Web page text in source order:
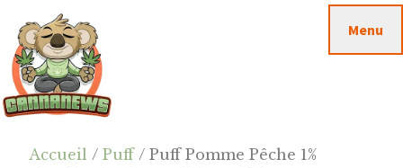
contenu
principal
barre
latérale
principale
footer
Cannanews.fr
Menu
Accueil /Puff/ Puff Pomme Pêche 1%